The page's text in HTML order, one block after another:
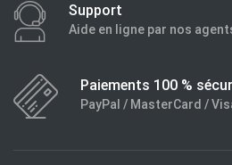
Support
Aide en ligne par nos
Paiements 100 %
PayPal / MasterCard /